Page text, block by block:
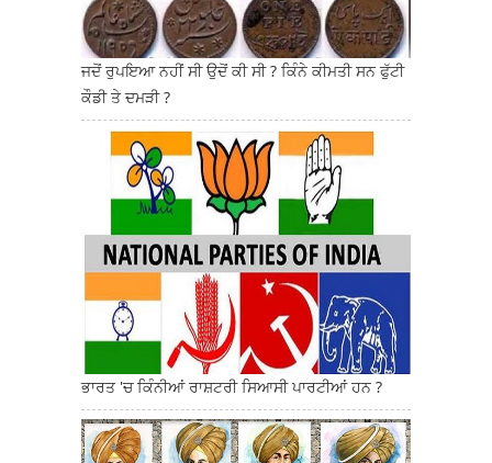
ਜਦੋਂ ਰੁਪਇਆ ਨਹੀਂ ਸੀ ਉਦੋਂ ਕੀ ਸੀ ? ਕਿੰਨੇ ਕੀਮਤੀ ਸਨ ਫੁੱਟੀ
ਕੌਡੀ ਤੇ ਦਮੜੀ ?
ਭਾਰਤ 'ਚ ਕਿੰਨੀਆਂ ਰਾਸ਼ਟਰੀ ਸਿਆਸੀ ਪਾਰਟੀਆਂ ਹਨ ?